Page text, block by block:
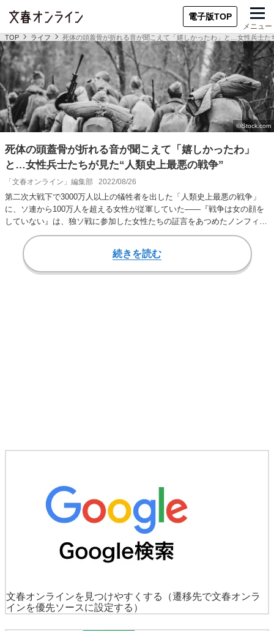
電子版TOP
メニュー
TOP ライフ 死体の頭蓋骨が折れる音が聞こえて「嬉しかったわ」と…女性兵士た
死体の頭蓋骨が折れる音が聞こえて「嬉しかったわ」
と…女性兵士たちが見た“人類史上最悪の戦争”
「文春オンライン」編集部 2022/08/26
第二次大戦下で3000万人以上の犠牲者を出した「人類史上最悪の戦争」
に、ソ連から100万人を超える女性が従軍していた――『戦争は女の顔を
していない』は、独ソ戦に参加した女性たちの証言をあつめたノンフィク
ションだ。 …
続きを読む
文春オンラインを見つけやすくする
（遷移先で文春オンラ
インを優先ソースに設定する）